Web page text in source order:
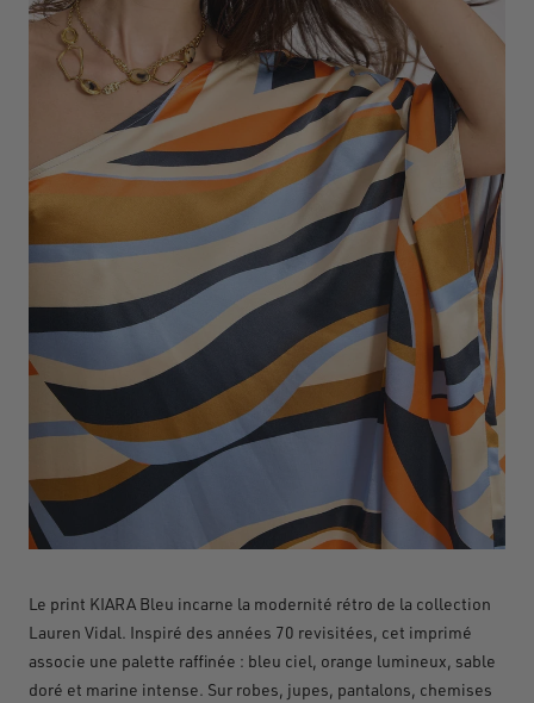
Le print KIARA Bleu incarne la modernité rétro de la collection
Lauren Vidal. Inspiré des années 70 revisitées, cet imprimé
associe une palette raffinée : bleu ciel, orange lumineux, sable
doré et marine intense. Sur robes, jupes, pantalons, chemises